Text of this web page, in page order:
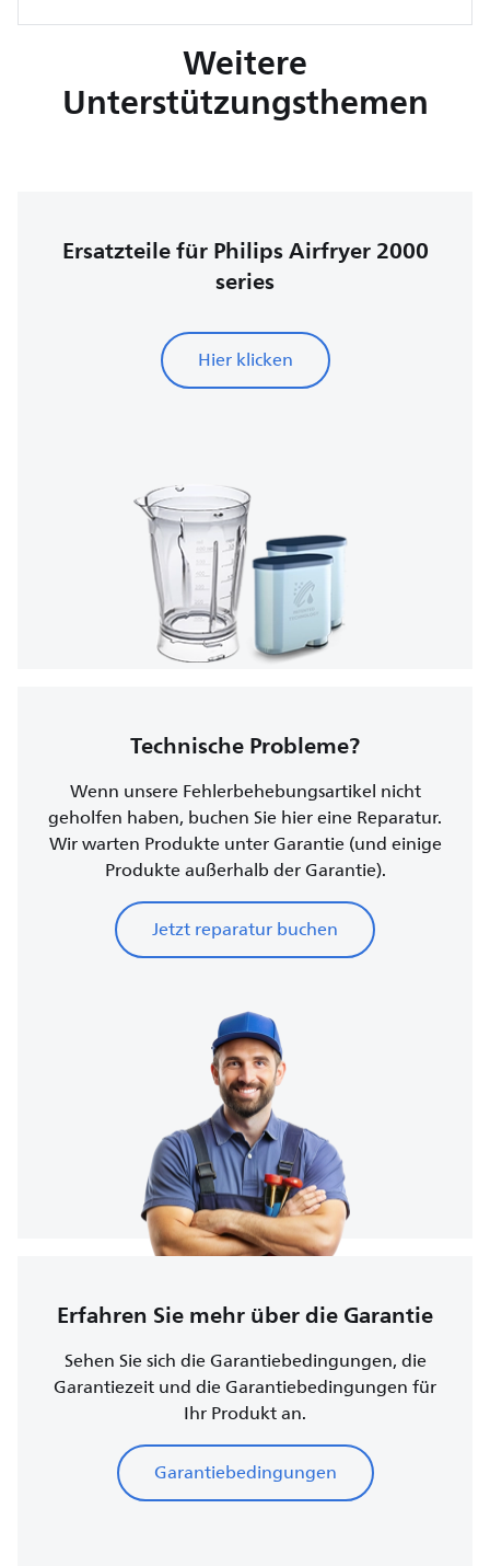
Weitere
Unterstützungsthemen
Ersatzteile für Philips Airfryer 2000
series
Hier klicken
Technische Probleme?
Wenn unsere Fehlerbehebungsartikel nicht
geholfen haben, buchen Sie hier eine Reparatur.
Wir warten Produkte unter Garantie (und einige
Produkte außerhalb der Garantie).
Jetzt reparatur buchen
Erfahren Sie mehr über die Garantie
Sehen Sie sich die Garantiebedingungen, die
Garantiezeit und die Garantiebedingungen für
Ihr Produkt an.
Garantiebedingungen